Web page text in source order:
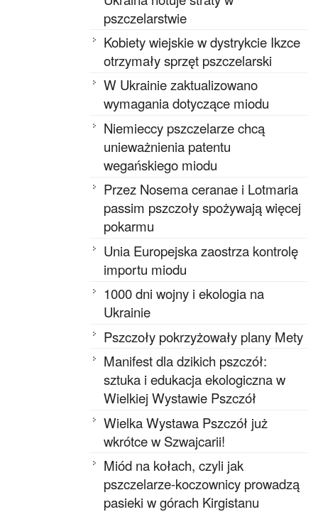
pszczelarstwie
Kobiety wiejskie w dystrykcie Ikzce
otrzymały sprzęt pszczelarski
W Ukrainie zaktualizowano
wymagania dotyczące miodu
Niemieccy pszczelarze chcą
unieważnienia patentu
wegańskiego miodu
Przez Nosema ceranae i Lotmaria
passim pszczoły spożywają więcej
pokarmu
Unia Europejska zaostrza kontrolę
importu miodu
1000 dni wojny i ekologia na
Ukrainie
Pszczoły pokrzyżowały plany Mety
Manifest dla dzikich pszczół:
sztuka i edukacja ekologiczna w
Wielkiej Wystawie Pszczół
Wielka Wystawa Pszczół już
wkrótce w Szwajcarii!
Miód na kołach, czyli jak
pszczelarze-koczownicy prowadzą
pasieki w górach Kirgistanu